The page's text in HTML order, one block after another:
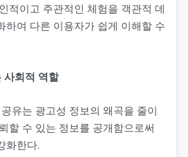
적이고 주관적인 체험을 객관적 데
하여 다른 이용자가 쉽게 이해할 수
사회적 역할
유는 광고성 정보의 왜곡을 줄이
할 수 있는 정보를 공개함으로써
화한다.